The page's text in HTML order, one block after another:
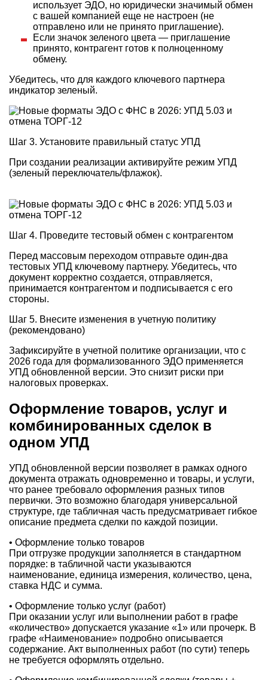
использует ЭДО, но юридически значимый обмен
с вашей компанией еще не настроен (не
отправлено или не принято приглашение).
Если значок зеленого цвета — приглашение
принято, контрагент готов к полноценному
обмену.
Убедитесь, что для каждого ключевого партнера
индикатор зеленый.
Шаг 3. Установите правильный статус УПД
При создании реализации активируйте режим УПД
(зеленый переключатель/флажок).
Шаг 4. Проведите тестовый обмен с контрагентом
Перед массовым переходом отправьте один-два
тестовых УПД ключевому партнеру. Убедитесь, что
документ корректно создается, отправляется,
принимается контрагентом и подписывается с его
стороны.
Шаг 5. Внесите изменения в учетную политику
(рекомендовано)
Зафиксируйте в учетной политике организации, что с
2026 года для формализованного ЭДО применяется
УПД обновленной версии. Это снизит риски при
налоговых проверках.
Оформление товаров, услуг и
комбинированных сделок в
одном УПД
УПД обновленной версии позволяет в рамках одного
документа отражать одновременно и товары, и услуги,
что ранее требовало оформления разных типов
первички. Это возможно благодаря универсальной
структуре, где табличная часть предусматривает гибкое
описание предмета сделки по каждой позиции.
• Оформление только товаров
При отгрузке продукции заполняется в стандартном
порядке: в табличной части указываются
наименование, единица измерения, количество, цена,
ставка НДС и сумма.
• Оформление только услуг (работ)
При оказании услуг или выполнении работ в графе
«количество» допускается указание «1» или прочерк. В
графе «Наименование» подробно описывается
содержание. Акт выполненных работ (по сути) теперь
не требуется оформлять отдельно.